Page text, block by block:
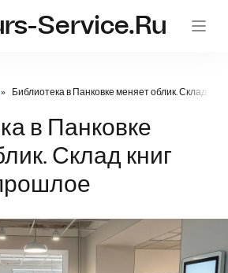
Service.ru
Библиотека в Панковке меняет облик. Склад
в Панковке
Склад книг